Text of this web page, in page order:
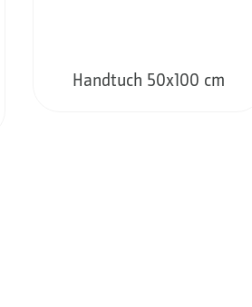
Handtuch 50x100 cm